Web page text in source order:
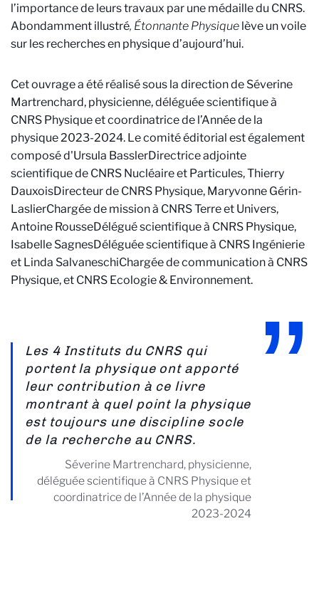
l’importance de leurs travaux par une médaille du CNRS.
Abondamment illustré, Étonnante Physique lève un voile
sur les recherches en physique d’aujourd’hui.
Cet ouvrage a été réalisé sous la direction de Séverine
Martrenchard, physicienne, déléguée scientifique à
CNRS Physique et coordinatrice de l’Année de la
physique 2023-2024. Le comité éditorial est également
composé d'Ursula BasslerDirectrice adjointe
scientifique de CNRS Nucléaire et Particules, Thierry
DauxoisDirecteur de CNRS Physique, Maryvonne Gérin-
LaslierChargée de mission à CNRS Terre et Univers,
Antoine RousseDélégué scientifique à CNRS Physique,
Isabelle SagnesDéléguée scientifique à CNRS Ingénierie
et Linda SalvaneschiChargée de communication à CNRS
Physique, et CNRS Ecologie & Environnement.
Les 4 Instituts du CNRS qui
portent la physique ont apporté
leur contribution à ce livre
montrant à quel point la physique
est toujours une discipline socle
de la recherche au CNRS.
Séverine Martrenchard, physicienne,
déléguée scientifique à CNRS Physique et
coordinatrice de l’Année de la physique
2023-2024